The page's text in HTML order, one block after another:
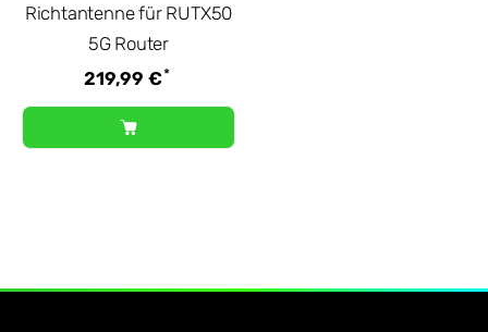
Richtantenne für RUTX50
5G Router
219,99 €*